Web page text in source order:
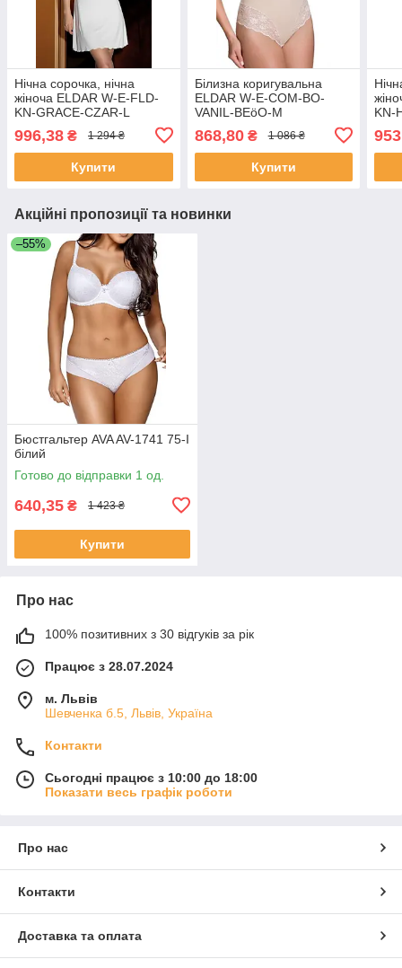
Нічна сорочка, нічна
жіноча ELDAR W-E-FLD-
KN-GRACE-CZAR-L
996,38 ₴ 1 294 ₴
Купити
Білизна коригувальна
ELDAR W-E-COM-BO-
VANIL-BEöO-M
868,80₴ 1 086 ₴
Купити
KN-
Акційні пропозиції та новинки
–55%
Бюстгальтер AVA AV-1741 75-I
білий
Готово до відправки 1 од.
640,35 ₴ 1 423 ₴
Купити
Про нас
100% позитивних з 30 відгуків за рік
Працює з 28.07.2024
м. Львів
Шевченка б.5, Львів, Україна
Контакти
Сьогодні працює з 10:00 до 18:00
Показати весь графік роботи
Про нас
Контакти
Доставка та оплата